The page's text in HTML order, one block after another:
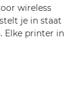
wireless
je in staat
Elke printer in